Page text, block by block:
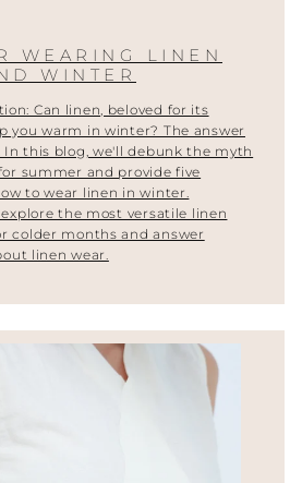
WEARING LINEN
WINTER
Can linen, beloved for its
you warm in winter? The answer
In this blog, we'll debunk the myth
summer and provide five
to wear linen in winter.
the most versatile linen
colder months and answer
linen wear.